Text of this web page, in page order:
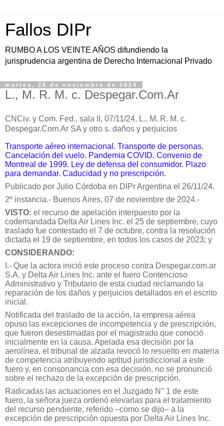
Fallos DIPr
RUMBO A LOS VEINTE AÑOS difundiendo la
jurisprudencia argentina de Derecho Internacional Privado
martes, 26 de noviembre de 2024
L., M. R. M. c. Despegar.Com.Ar
CNCiv. y Com. Fed., sala I
I, 07/11/24, L., M. R. M. c.
Despegar.Com.Ar SA y otro s. daños y perjuicios
Transporte aéreo internacional. Transporte de personas.
Cancelación del vuelo. Pandemia COVID. Convenio de
Montreal de 1999. Ley de defensa del consumidor. Plazo
para demandar. Caducidad y no prescripción.
Publicado por Julio Córdoba en DIPr Argentina el 26/11/24.
2º instancia.- Buenos Aires, 07 de noviembre de 2024.-
VISTO: el recurso de apelación interpuesto por la
codemandada Delta Air Lines Inc. el 25 de septiembre, cuyo
traslado fue contestado el 7 de octubre, contra la resolución
dictada el 19 de septiembre, en todos los casos de 2023; y
CONSIDERANDO:
I.- Que la actora inició este proceso contra Despegar.com.ar
S.A. y Delta Air Lines Inc. ante el fuero Contencioso
Administrativo y Tributario de esta ciudad reclamando la
reparación de los daños y perjuicios detallados en el escrito
inicial.
Notificada del traslado de la acción, la empresa aérea
opuso las excepciones de incompetencia y de prescripción,
que fueron desestimadas por el magistrado que conoció
inicialmente en la causa. Apelada esa decisión por la
aerolínea, el tribunal de alzada revocó lo resuelto en materia
de competencia atribuyendo aptitud jurisdiccional a este
fuero y, en consonancia con esa decisión, no se pronunció
sobre el rechazo de la excepción de prescripción.
Radicadas las actuaciones en el Juzgado N° 1 de este
fuero, la señora jueza ordenó elevarlas para el tratamiento
del recurso pendiente, referido –como se dijo– a la
excepción de prescripción opuesta por Delta Air Lines Inc.